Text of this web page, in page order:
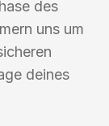
des
uns um
deines